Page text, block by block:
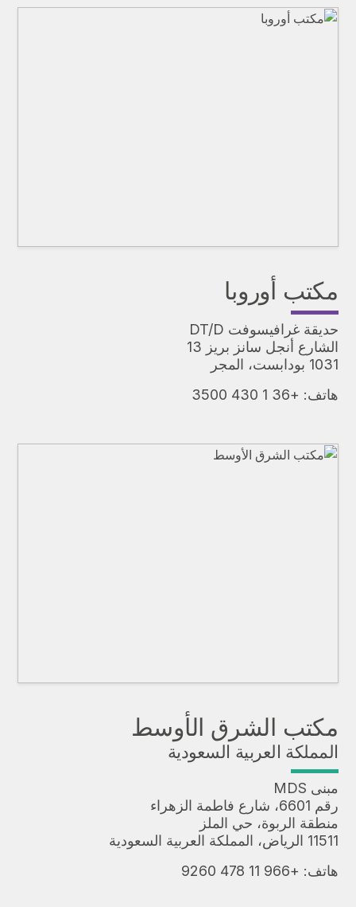
مكتب أوروبا
حديقة غرافيسوفت DT/D
الشارع أنجل سانز بريز 13
1031 بودابست، المجر
هاتف: +36 1 430 3500
مكتب الشرق الأوسط
المملكة العربية السعودية
مبنى MDS
رقم 6601، شارع فاطمة الزهراء
منطقة الربوة، حي الملز
11511 الرياض، المملكة العربية السعودية
هاتف: +966 11 478 9260